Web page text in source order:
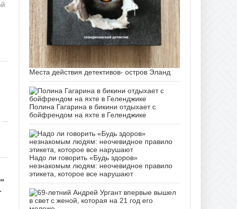
Места действия детективов- остров Эланд
Полина Гагарина в бикини отдыхает с
бойфрендом на яхте в Геленджике
Надо ли говорить «Будь здоров»
незнакомым людям: неочевидное правило
этикета, которое все нарушают